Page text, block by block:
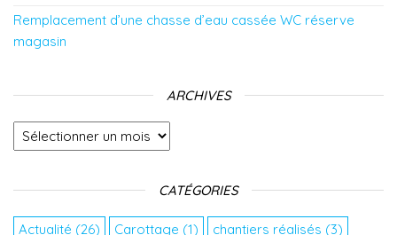
Remplacement d’une chasse d’eau cassée WC réserve
magasin
ARCHIVES
Archives
CATÉGORIES
Actualité (26) Carottage (1) chantiers réalisés (3)